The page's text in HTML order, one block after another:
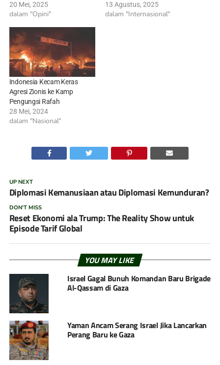
20 Mei, 2025
dalam "Opini"
13 Agustus, 2025
dalam "Internasional"
Indonesia Kecam Keras
Agresi Zionis ke Kamp
Pengungsi Rafah
28 Mei, 2024
dalam "Nasional"
UP NEXT
Diplomasi Kemanusiaan atau Diplomasi Kemunduran?
DON'T MISS
Reset Ekonomi ala Trump: The Reality Show untuk
Episode Tarif Global
YOU MAY LIKE
Israel Gagal Bunuh Komandan Baru Brigade
Al-Qassam di Gaza
Yaman Ancam Serang Israel Jika Lancarkan
Perang Baru ke Gaza